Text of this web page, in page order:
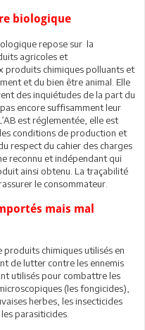
biologique
repose sur la
agricoles et
produits chimiques polluants et
et du bien être animal. Elle
des inquiétudes de la part du
encore suffisamment leur
est réglementée, elle est
conditions de production et
respect du cahier des charges
reconnu et indépendant qui
ainsi obtenu. La traçabilité
le consommateur.
mais mal
chimiques utilisés en
de lutter contre les ennemis
utilisés pour combattre les
(les fongicides),
herbes, les insecticides
parasiticides.